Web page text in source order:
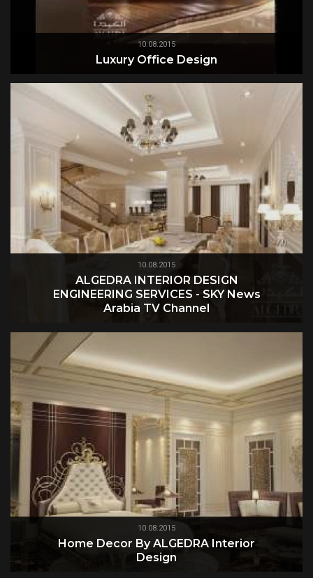
10.08.2015
Luxury Office Design
10.08.2015
ALGEDRA INTERIOR DESIGN
ENGINEERING SERVICES - SKY News
Arabia TV Channel
10.08.2015
Home Decor By ALGEDRA Interior
Design